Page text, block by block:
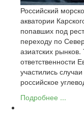
Российский
акватории
попавших под
переходу по
азиатских
ответственности
участились
российское
Подробнее ...